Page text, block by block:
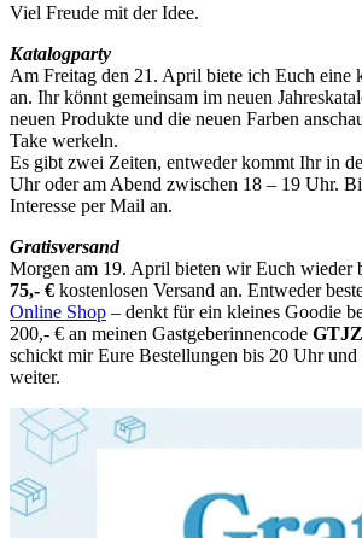
Viel Freude mit der Idee.
Katalogparty
Am Freitag den 21. April biete ich Euch eine
an. Ihr könnt gemeinsam im neuen
neuen Produkte und die neuen Farben
Take werkeln.
Es gibt zwei Zeiten, entweder kommt Ihr in
Uhr oder am Abend zwischen 18 – 19 Uhr.
Interesse per Mail an.
Gratisversand
Morgen am 19. April bieten wir Euch wieder
75,- € kostenlosen Versand an. Entweder
Online Shop – denkt für ein kleines Goodie
200,- € an meinen Gastgeberinnencode
schickt mir Eure Bestellungen bis 20 Uhr
weiter.